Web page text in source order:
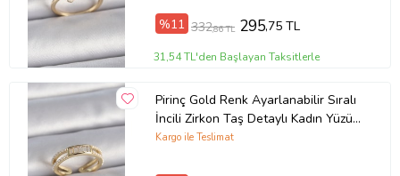
%11 332,86 TL 295,75 TL
31,54 TL'den Başlayan Taksitlerle
Pirinç Gold Renk Ayarlanabilir Sıralı
İncili Zirkon Taş Detaylı Kadın Yüzük
- TJ-BYK3380
Kargo ile Teslimat